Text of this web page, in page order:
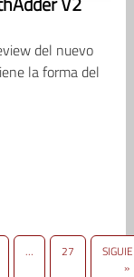
del nuevo
la forma del
… 27
»